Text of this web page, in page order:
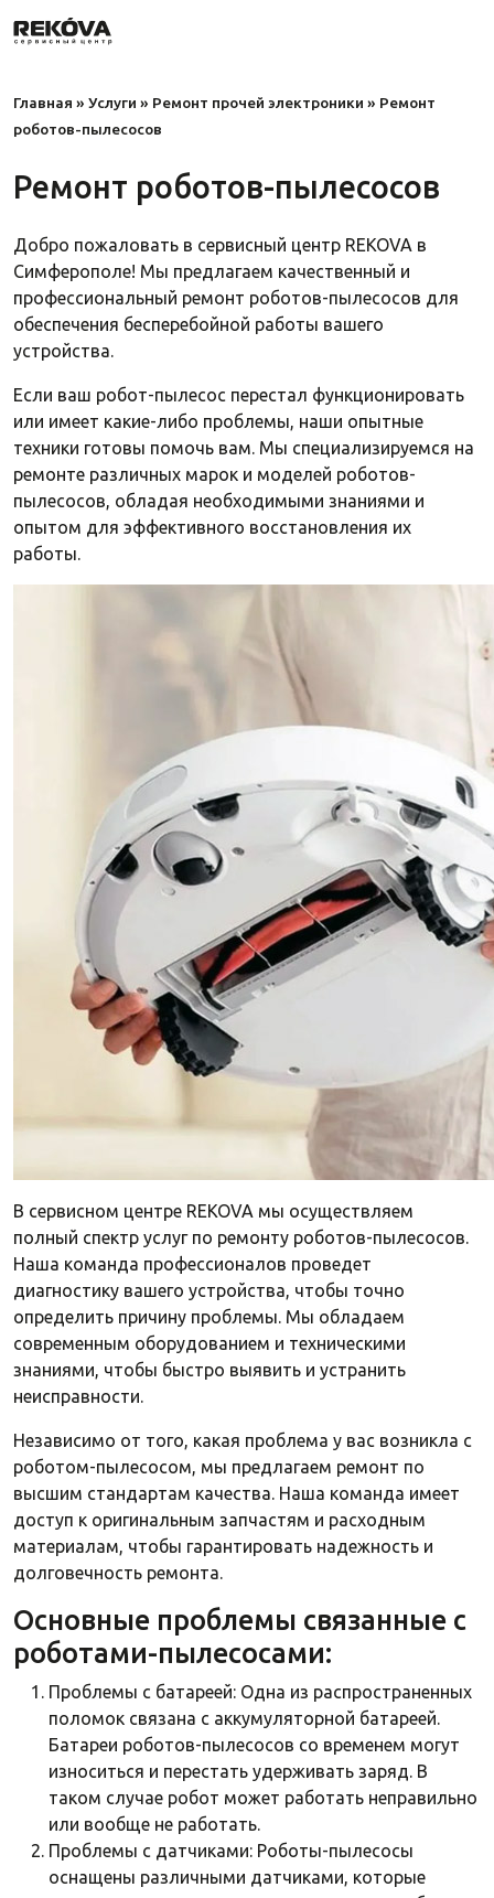
Главная » Услуги » Ремонт прочей электроники » Ремонт
роботов-пылесосов
Ремонт роботов-пылесосов
Добро пожаловать в сервисный центр REKOVA в
Симферополе! Мы предлагаем качественный и
профессиональный ремонт роботов-пылесосов для
обеспечения бесперебойной работы вашего
устройства.
Если ваш робот-пылесос перестал функционировать
или имеет какие-либо проблемы, наши опытные
техники готовы помочь вам. Мы специализируемся на
ремонте различных марок и моделей роботов-
пылесосов, обладая необходимыми знаниями и
опытом для эффективного восстановления их
работы.
В сервисном центре REKOVA мы осуществляем
полный спектр услуг по ремонту роботов-пылесосов.
Наша команда профессионалов проведет
диагностику вашего устройства, чтобы точно
определить причину проблемы. Мы обладаем
современным оборудованием и техническими
знаниями, чтобы быстро выявить и устранить
неисправности.
Независимо от того, какая проблема у вас возникла с
роботом-пылесосом, мы предлагаем ремонт по
высшим стандартам качества. Наша команда имеет
доступ к оригинальным запчастям и расходным
материалам, чтобы гарантировать надежность и
долговечность ремонта.
Основные проблемы связанные с
роботами-пылесосами:
Проблемы с батареей: Одна из распространенных
поломок связана с аккумуляторной батареей.
Батареи роботов-пылесосов со временем могут
износиться и перестать удерживать заряд. В
таком случае робот может работать неправильно
или вообще не работать.
Проблемы с датчиками: Роботы-пылесосы
оснащены различными датчиками, которые